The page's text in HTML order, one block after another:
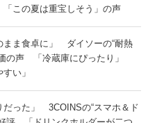
「この夏は重宝しそう」の声
まま食卓に」 ダイソーの“耐熱
の声 「冷蔵庫にぴったり」
い」
だった」 3COINSの“スマホ＆ド